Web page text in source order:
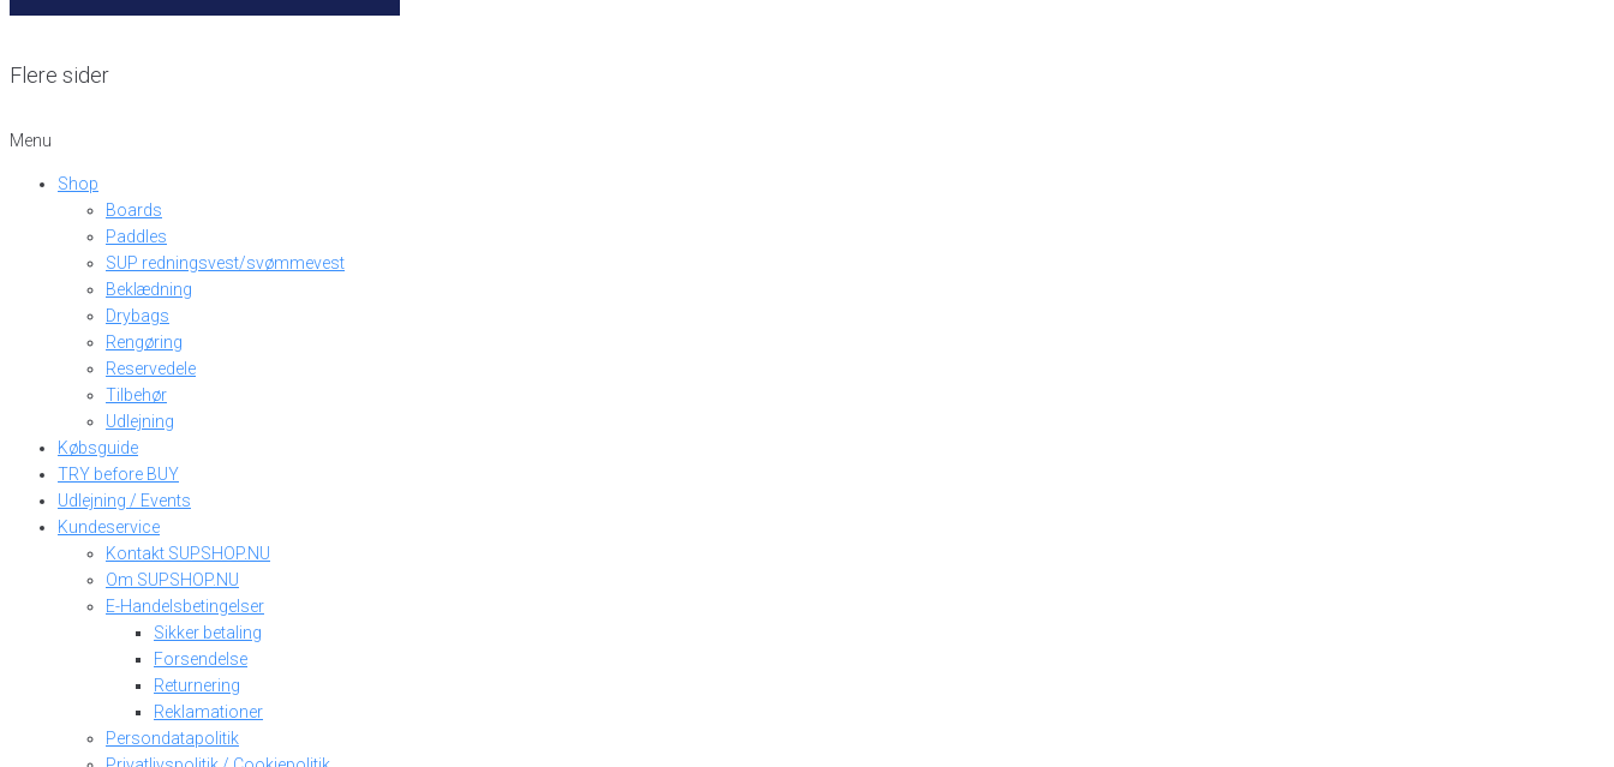
Flere sider
Menu
Shop
Boards
Paddles
SUP redningsvest/svømmevest
Beklædning
Drybags
Rengøring
Reservedele
Tilbehør
Udlejning
Købsguide
TRY before BUY
Udlejning / Events
Kundeservice
Kontakt SUPSHOP.NU
Om SUPSHOP.NU
E-Handelsbetingelser
Sikker betaling
Forsendelse
Returnering
Reklamationer
Persondatapolitik